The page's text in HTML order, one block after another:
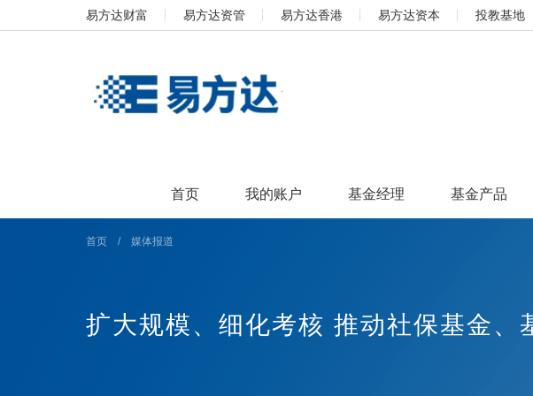
易方达财富 易方达资管 易方达香港 易方达资本 投教基地
首页 我的账户 基金经理 基金产品
首页 / 媒体报道
扩大规模、细化考核 推动社保基金、